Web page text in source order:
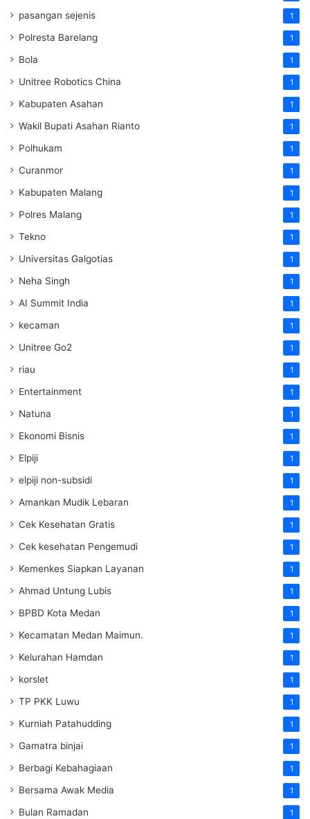
pasangan sejenis 1
Polresta Barelang 1
Bola 1
Unitree Robotics China 1
Kabupaten Asahan 1
Wakil Bupati Asahan Rianto 1
Polhukam 1
Curanmor 1
Kabupaten Malang 1
Polres Malang 1
Tekno 1
Universitas Galgotias 1
Neha Singh 1
AI Summit India 1
kecaman 1
Unitree Go2 1
riau 1
Entertainment 1
Natuna 1
Ekonomi Bisnis 1
Elpiji 1
elpiji non-subsidi 1
Amankan Mudik Lebaran 1
Cek Kesehatan Gratis 1
Cek kesehatan Pengemudi 1
Kemenkes Siapkan Layanan 1
Ahmad Untung Lubis 1
BPBD Kota Medan 1
Kecamatan Medan Maimun. 1
Kelurahan Hamdan 1
korslet 1
TP PKK Luwu 1
Kurniah Patahudding 1
Gamatra binjai 1
Berbagi Kebahagiaan 1
Bersama Awak Media 1
Bulan Ramadan 1